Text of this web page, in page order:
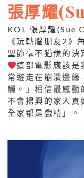
張厚耀
KOL 張厚耀(Sue
《玩轉腦朋友2》
聖節毫不猶豫的決
這部電影應該是
常遊走在崩潰邊緣
觸。」相信最感動
不會掃興的家人真
全家都是戲精」。